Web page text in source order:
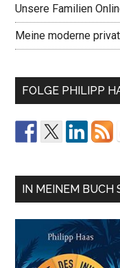
Unsere Familien
Meine moderne
FOLGE PHILIPP
IN MEINEM BUCH